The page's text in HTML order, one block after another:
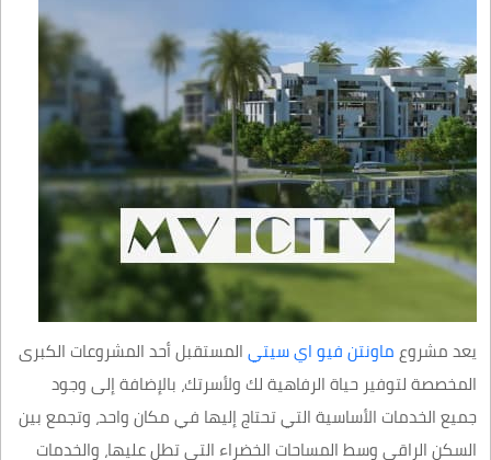
يعد مشروع ماونتن فيو اي سيتي المستقبل أحد المشروعات الكبرى
المخصصة لتوفير حياة الرفاهية لك ولأسرتك، بالإضافة إلى وجود
جميع الخدمات الأساسية التي تحتاج إليها في مكان واحد، وتجمع بين
السكن الراقي وسط المساحات الخضراء التي تطل عليها، والخدمات